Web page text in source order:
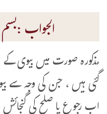
الجواب
مذکورہ صورت میں بیوی
گئی ہیں ، جن کی وجہ سے